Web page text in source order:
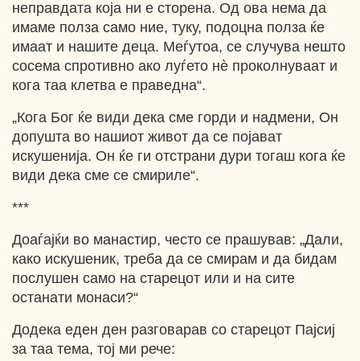
неправдата која ни е сторена. Од ова нема да
имаме полза само ние, туку, подоцна полза ќе
имаат и нашите деца. Меѓутоа, се случува нешто
сосема спротивно ако луѓето нѐ проколнуваат и
кога таа клетва е праведна“.
„Кога Бог ќе види дека сме горди и надмени, Он
допушта во нашиот живот да се појават
искушенија. Он ќе ги отстрани дури тогаш кога ќе
види дека сме се смириле“.
***
Доаѓајќи во манастир, често се прашував: „Дали,
како искушеник, треба да се смирам и да бидам
послушен само на старецот или и на сите
останати монаси?“
Додека еден ден разговарав со старецот Пајсиј
за таа тема, тој ми рече: